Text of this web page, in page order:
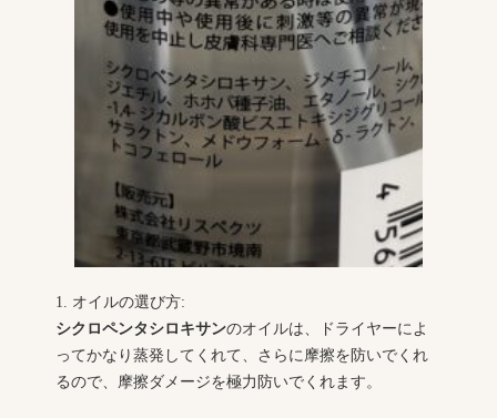
1. オイルの選び方:
シクロペンタシロキサンのオイルは、ドライヤーによ
ってかなり蒸発してくれて、さらに摩擦を防いでくれ
るので、摩擦ダメージを極力防いでくれます。